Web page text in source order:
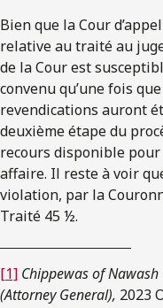
Bien que la Cour
relative au traité au
de la Cour est
convenu qu’une fois
revendications auront
deuxième étape du
recours disponible
affaire. Il reste à voir
violation, par la
Traité 45 ½.
[1] Chippewas of
(Attorney General), 2023